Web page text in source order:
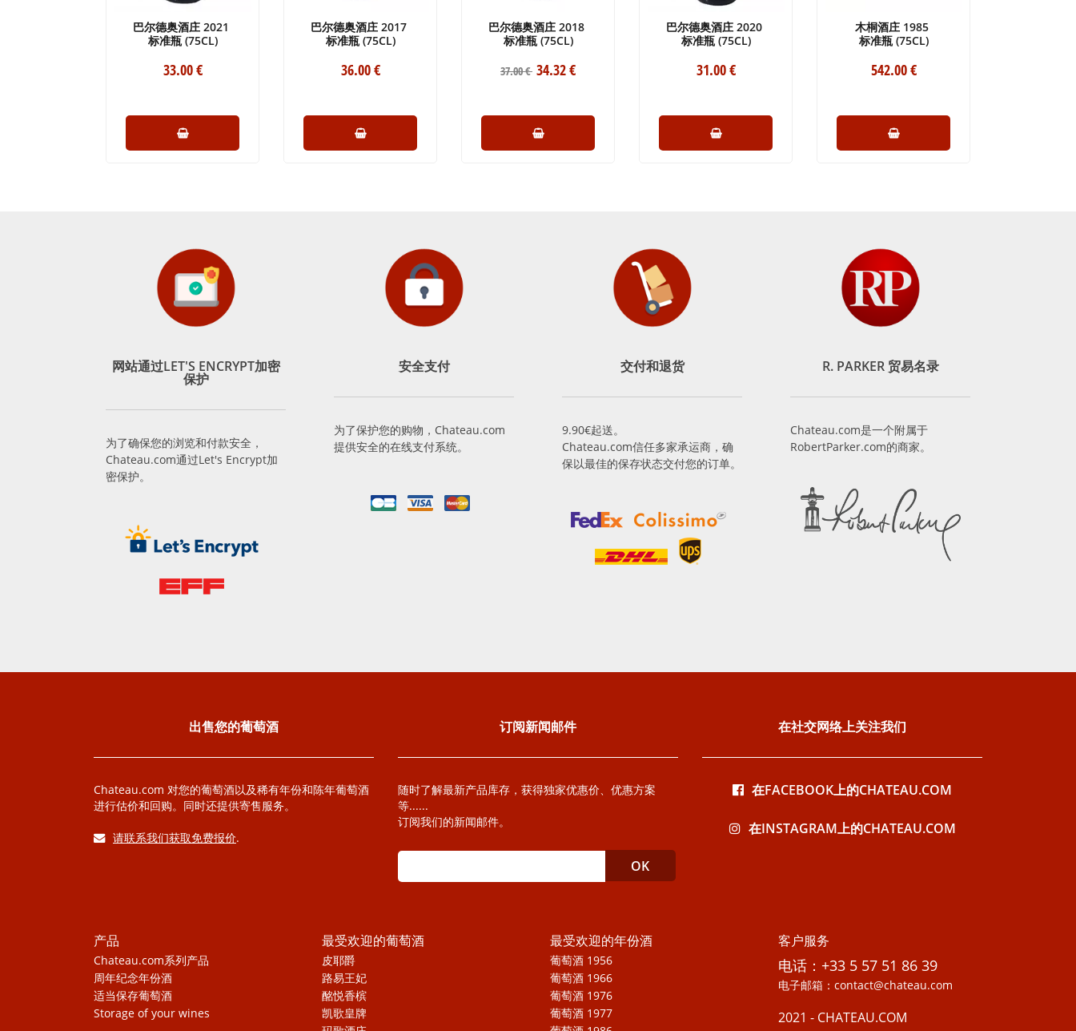
巴尔德奥酒庄 2021
标准瓶 (75CL)
33.00€
巴尔德奥酒庄 2017
标准瓶 (75CL)
36.00€
巴尔德奥酒庄 2018
标准瓶 (75CL)
37.00€ 34.32€
巴尔德奥酒庄 2020
标准瓶 (75CL)
31.00€
木桐酒庄 1985
标准瓶 (75CL)
542.00€
网站通过LET'S ENCRYPT加密
保护
为了确保您的浏览和付款安全，
Chateau.com通过Let's Encrypt加
密保护。
安全支付
为了保护您的购物，Chateau.com
提供安全的在线支付系统。
交付和退货
9.90€起送。
Chateau.com信任多家承运商，确
保以最佳的保存状态交付您的订单。
R. PARKER 贸易名录
Chateau.com是一个附属于
RobertParker.com的商家。
出售您的葡萄酒
Chateau.com 对您的葡萄酒以及稀有年份和陈年葡萄酒
进行估价和回购。同时还提供寄售服务。
请联系我们获取免费报价.
订阅新闻邮件
随时了解最新产品库存，获得独家优惠价、优惠方案
等......
订阅我们的新闻邮件。
在社交网络上关注我们
在FACEBOOK上的CHATEAU.COM
在INSTAGRAM上的CHATEAU.COM
产品
Chateau.com系列产品
周年纪念年份酒
适当保存葡萄酒
Storage of your wines
最受欢迎的葡萄酒
皮耶爵
路易王妃
酩悦香槟
凯歌皇牌
最受欢迎的年份酒
葡萄酒 1956
葡萄酒 1966
葡萄酒 1976
葡萄酒 1977
客户服务
电话：+33 5 57 51 86 39
电子邮箱：contact@chateau.com
2021 - CHATEAU.COM